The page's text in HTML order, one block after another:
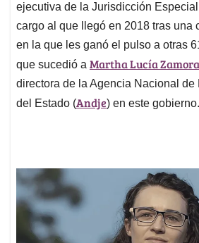
ejecutiva de la Jurisdicción
cargo al que llegó en 2018 tras una
en la que les ganó el pulso a otras
que sucedió a Martha Lucía Zamora
directora de la Agencia Nacional de
del Estado (Andje) en este gobierno.